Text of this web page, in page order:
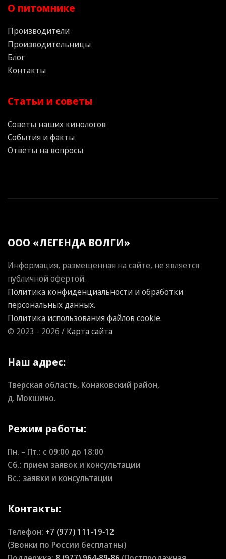
О питомнике
Производители
Производительницы
Блог
Контакты
Статьи и советы
Советы наших кинологов
События и факты
Ответы на вопросы
ООО «ЛЕГЕНДА ВОЛГИ»
Информация, размещенная на сайте, не является
публичной офертой.
Политика конфиденциальности и обработки
персональных данных.
Политика использования файлов cookie.
© 2023 - 2026 / Карта сайта
Наш адрес:
Тверская область, Конаковский район,
д. Мокшино.
Режим работы:
Пн. – Пт.: с 09:00 до 18:00
Сб.: прием заявок и консультации
Вс.: заявки и консультации
Контакты:
Телефон: +7 (977) 111‑19‑12
(Звонки по России бесплатны)